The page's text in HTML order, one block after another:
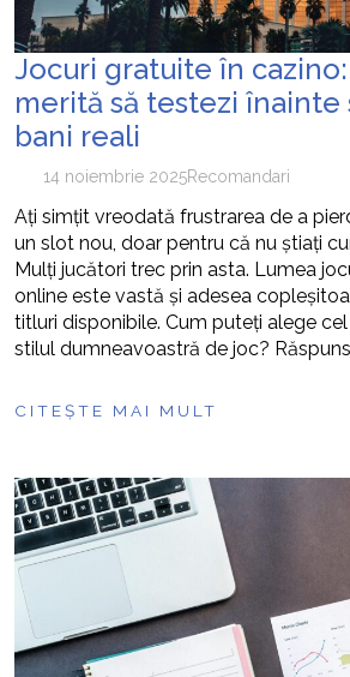
Jocuri gratuite în
merită să testezi înainte
bani reali
14 noiembrie 2025Recomandari
Ați simțit vreodată frustrarea de a
un slot nou, doar pentru că nu știați
Mulți jucători trec prin asta. Lumea
online este vastă și adesea
titluri disponibile. Cum puteți alege
stilul dumneavoastră de joc?
CITEȘTE MAI MULT